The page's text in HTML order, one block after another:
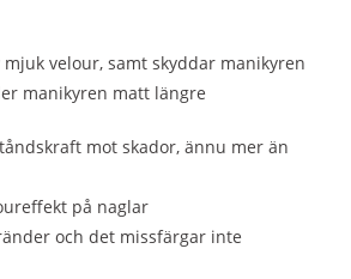
mjuk velour, samt skyddar manikyren
manikyren matt längre
mot skador, ännu mer än
på naglar
och det missfärgar inte